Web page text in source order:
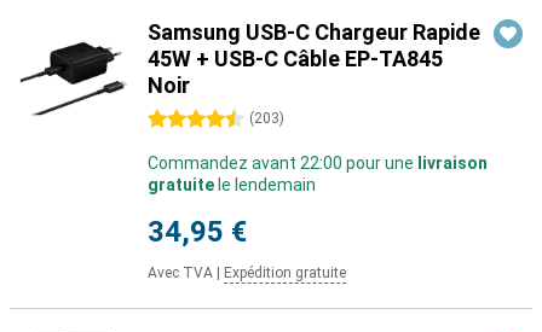
Samsung USB-C Chargeur Rapide
45W + USB-C Câble EP-TA845
Noir
4.5 étoiles (203)
Commandez avant 22:00 pour une livraison
gratuite le lendemain
34,95 €
Avec TVA Expédition gratuite